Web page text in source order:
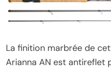
La finition marbrée de
Arianna AN est antireflet